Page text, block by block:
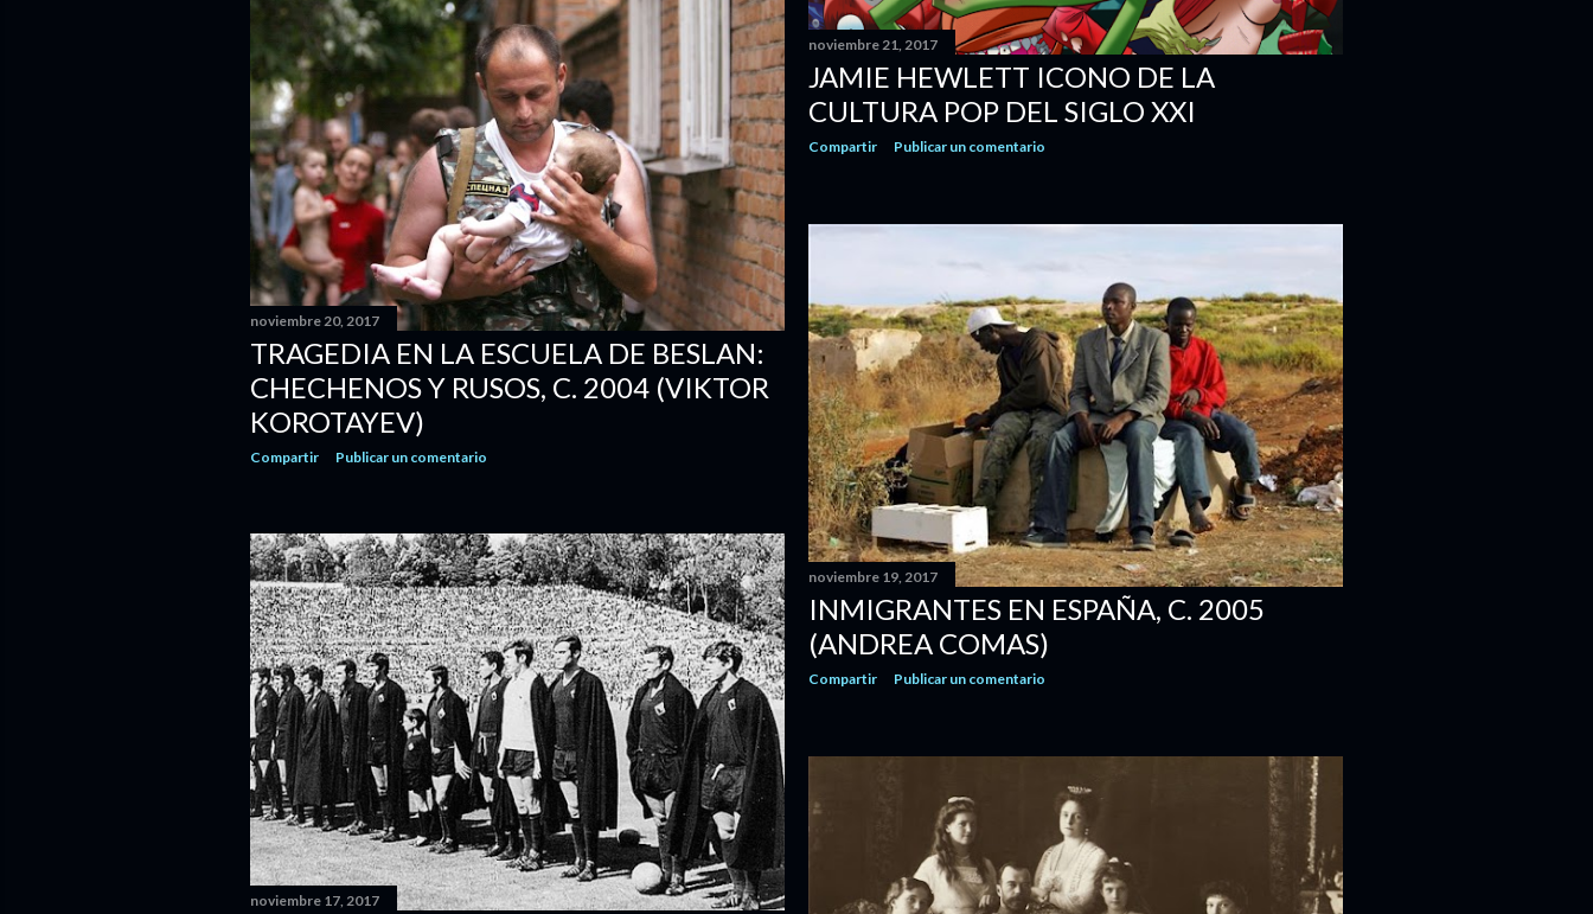
noviembre 21, 2017
JAMIE HEWLETT ICONO DE LA
CULTURA POP DEL SIGLO XXI
Compartir Publicar un comentario
noviembre 20, 2017
TRAGEDIA EN LA ESCUELA DE BESLAN:
CHECHENOS Y RUSOS, C. 2004 (VIKTOR
KOROTAYEV)
Compartir Publicar un comentario
noviembre 19, 2017
INMIGRANTES EN ESPAÑA, C. 2005
(ANDREA COMAS)
Compartir Publicar un comentario
noviembre 17, 2017